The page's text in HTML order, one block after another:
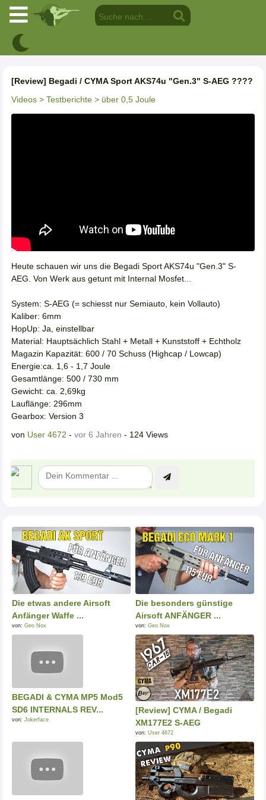
[Review] Begadi / CYMA Sport AKS74u "Gen.3" S-AEG ????
Videos > Testberichte > über 0,5 Joule
Heute schauen wir uns die Begadi Sport AKS74u "Gen.3" S-
AEG. Von Werk aus getunt mit Internal Mosfet...
System: S-AEG (= schiesst nur Semiauto, kein Vollauto)
Kaliber: 6mm
HopUp: Ja, einstellbar
Material: Hauptsächlich Stahl + Metall + Kunststoff + Echtholz
Magazin Kapazität: 600 / 70 Schuss (Highcap / Lowcap)
Energie:ca. 1,6 - 1,7 Joule
Gesamtlänge: 500 / 730 mm
Gewicht: ca. 2,69kg
Lauflänge: 296mm
Gearbox: Version 3
von User 4672 - vor 6 Jahren - 124 Views
Die etwas andere Airsoft
Anfänger Waffe ...
von: Geo Nox
Die besonders günstige
Airsoft ANFÄNGER ...
von: Geo Nox
BEGADI & CYMA MP5 Mod5
SD6 INTERNALS REV...
von: Jokerface
[Review] CYMA / Begadi
XM177E2 S-AEG
von: User 4672